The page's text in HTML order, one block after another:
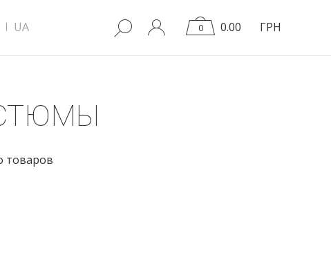
UA 0 0.00 ГРН
товаров